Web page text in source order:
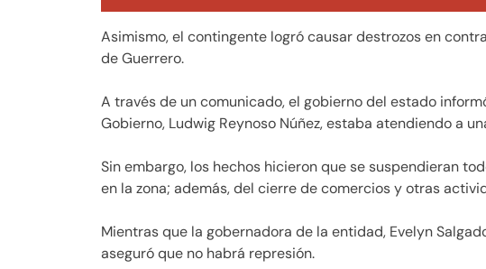
Asimismo, el contingente logró causar destrozos en
de Guerrero.
A través de un comunicado, el gobierno del estado
Gobierno, Ludwig Reynoso Núñez, estaba atendiendo a
Sin embargo, los hechos hicieron que se suspendieran
en la zona; además, del cierre de comercios y otras
Mientras que la gobernadora de la entidad, Evelyn
aseguró que no habrá represión.